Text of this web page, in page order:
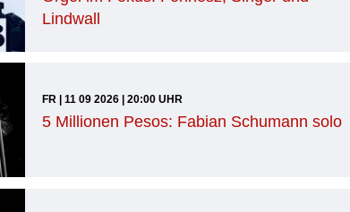
Lindwall
FR | 11 09 2026 | 20:00 UHR
5 Millionen Pesos: Fabian Schumann solo